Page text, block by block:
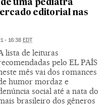
de uma pediatra
editorial nas
- 16:38 EDT
lista de leituras
pelo EL PAÍS
mês vai dos romances
humor mordaz e
social até a nata do
brasileiro dos gêneros